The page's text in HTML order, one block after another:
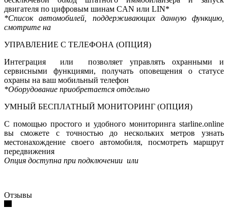
двигателя по цифровым шинам CAN или LIN*
*Список автомобилей, поддерживающих данную функцию,
смотрите на
УПРАВЛЕНИЕ С ТЕЛЕФОНА (ОПЦИЯ)
Интеграция или
позволяет управлять охранными и
сервисными функциями, получать оповещения о статусе
охраны на ваш мобильный телефон
*Оборудование приобретается отдельно
УМНЫЙ БЕСПЛАТНЫЙ МОНИТОРИНГ (ОПЦИЯ)
С помощью простого и удобного мониторинга starline.online
вы сможете с точностью до нескольких метров узнать
местонахождение своего автомобиля, посмотреть маршрут
передвижения
Опция доступна при подключении или
Отзывы